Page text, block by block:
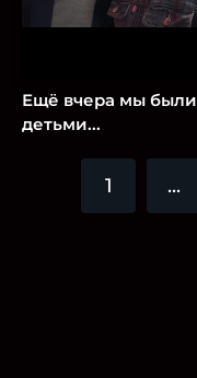
Ещё вчера мы были
детьми...
1 ...